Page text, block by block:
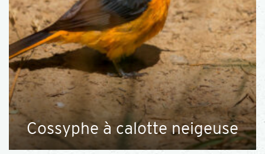
Cossyphe à calotte neigeuse